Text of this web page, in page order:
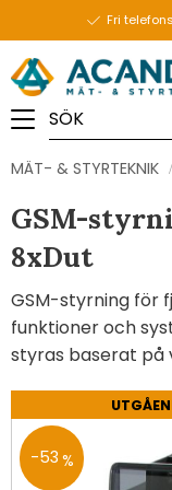
Fri
MÄT- & STYRTEKNIK
GSM-
8xDut
GSM-styrning för
funktioner och
styras baserat på
53 %